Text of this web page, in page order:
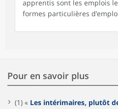
apprentis sont les emplois
formes particulières
Pour en savoir plus
(1) « Les intérimaires, plutôt